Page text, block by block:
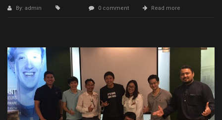
By: admin 0 comment Read more